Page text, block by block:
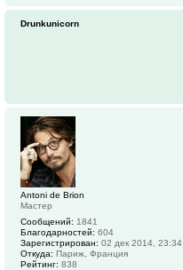
Drunkunicorn
Antoni de Brion
Мастер
Сообщений: 1841
Благодарностей: 604
Зарегистрирован: 02 дек 2014, 23:34
Откуда: Париж, Франция
Рейтинг: 838